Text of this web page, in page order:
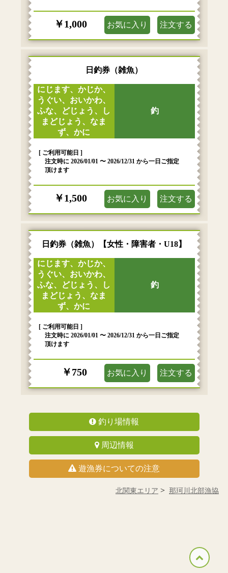
￥1,000 お気に入り 注文する
日釣券（雑魚）
にじます、かじか、
うぐい、おいかわ、
ふな、どじょう、し
まどじょう、なま
ず、かに
釣
[ ご利用可能日 ]
注文時に 2026/01/01 〜 2026/12/31 から一日ご指定
頂けます
￥1,500 お気に入り 注文する
日釣券（雑魚）【女性・障害者・U18】
にじます、かじか、
うぐい、おいかわ、
ふな、どじょう、し
まどじょう、なま
ず、かに
釣
[ ご利用可能日 ]
注文時に 2026/01/01 〜 2026/12/31 から一日ご指定
頂けます
￥750 お気に入り 注文する
釣り場情報
周辺情報
遊漁券についての注意
北関東エリア 那珂川北部漁協